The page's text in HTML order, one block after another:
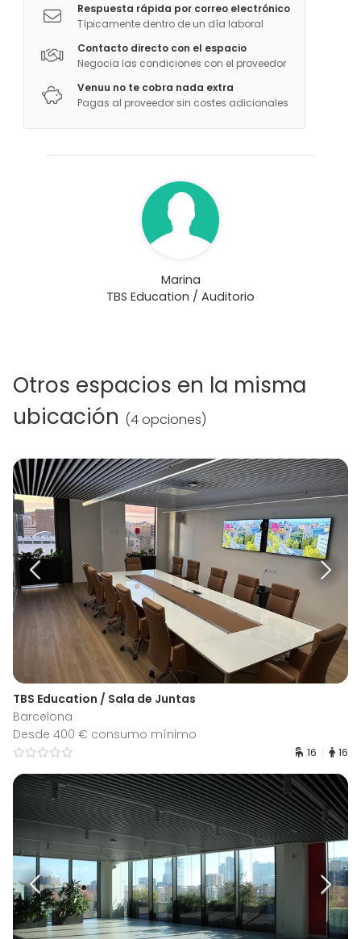
Respuesta rápida por correo electrónico
Típicamente dentro de un día laboral
Contacto directo con el espacio
Negocia las condiciones con el proveedor
Venuu no te cobra nada extra
Pagas al proveedor sin costes adicionales
Marina
TBS Education / Auditorio
Otros espacios en la misma
ubicación (4 opciones)
TBS Education / Sala de Juntas
Barcelona
Desde 400 € consumo mínimo
16 16